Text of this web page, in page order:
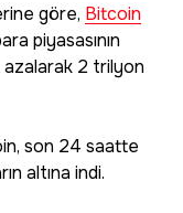
göre, Bitcoin
piyasasının
2 trilyon
son 24 saatte
altına indi.